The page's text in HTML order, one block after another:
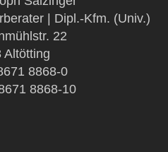
| Dipl.-Kfm. (Univ.)
22
Altötting
8868-0
8868-10